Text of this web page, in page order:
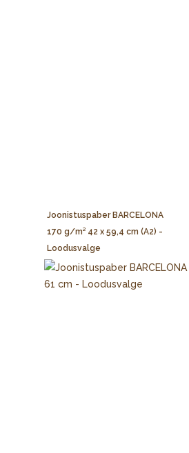
Joonistuspaber BARCELONA
170 g/m² 42 x 59,4 cm (A2) -
Loodusvalge